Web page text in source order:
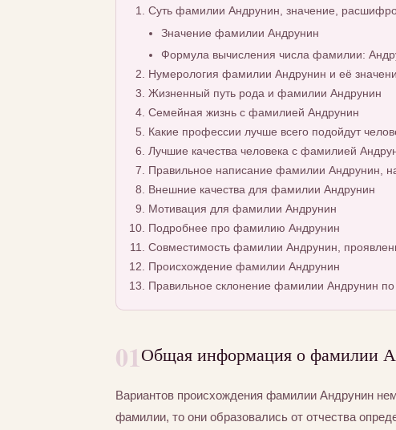
Суть фамилии Андрунин, значение,
Значение фамилии Андрунин
Формула вычисления числа фамилии:
Нумерология фамилии Андрунин и её
Жизненный путь рода и фамилии Андрунин
Семейная жизнь с фамилией Андрунин
Какие профессии лучше всего подойдут
Лучшие качества человека с фамилией
Правильное написание фамилии Андрунин,
Внешние качества для фамилии Андрунин
Мотивация для фамилии Андрунин
Подробнее про фамилию Андрунин
Совместимость фамилии Андрунин,
Происхождение фамилии Андрунин
Правильное склонение фамилии Андрунин
01Общая информация о фамилии
Вариантов происхождения фамилии Андрунин
фамилии, то они образовались от отчества